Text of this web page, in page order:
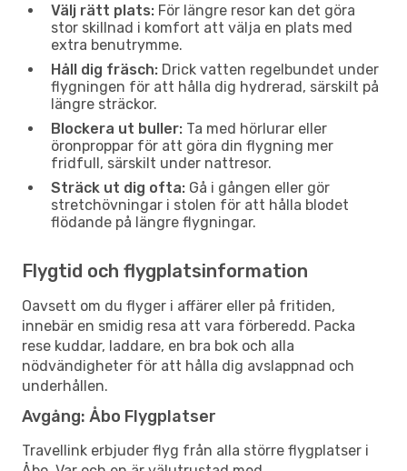
Välj rätt plats: För längre resor kan det göra
stor skillnad i komfort att välja en plats med
extra benutrymme.
Håll dig fräsch: Drick vatten regelbundet under
flygningen för att hålla dig hydrerad, särskilt på
längre sträckor.
Blockera ut buller: Ta med hörlurar eller
öronproppar för att göra din flygning mer
fridfull, särskilt under nattresor.
Sträck ut dig ofta: Gå i gången eller gör
stretchövningar i stolen för att hålla blodet
flödande på längre flygningar.
Flygtid och flygplatsinformation
Oavsett om du flyger i affärer eller på fritiden,
innebär en smidig resa att vara förberedd. Packa
rese kuddar, laddare, en bra bok och alla
nödvändigheter för att hålla dig avslappnad och
underhållen.
Avgång: Åbo Flygplatser
Travellink erbjuder flyg från alla större flygplatser i